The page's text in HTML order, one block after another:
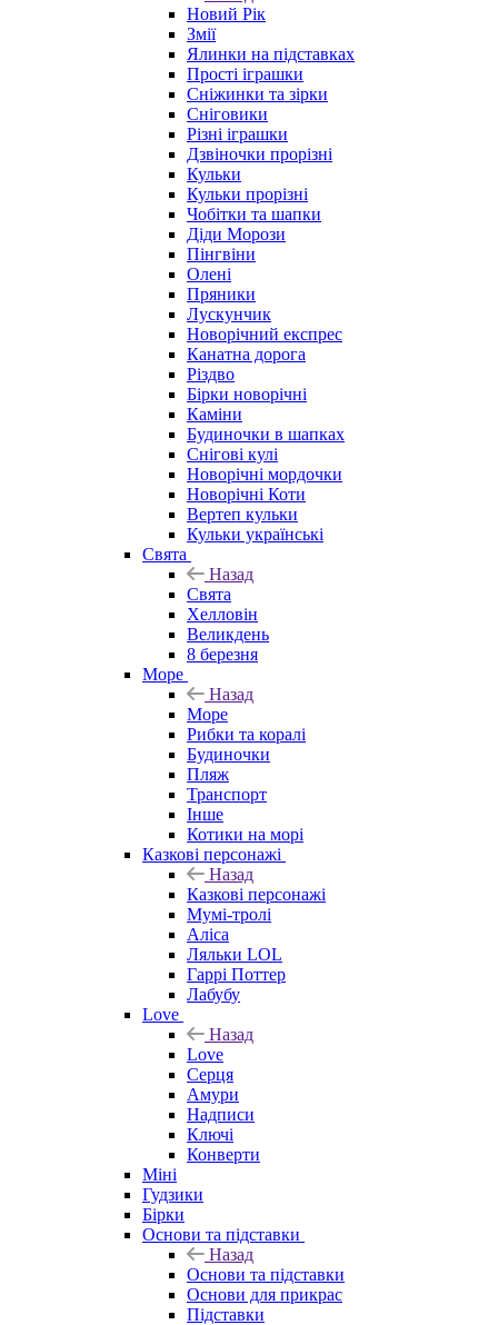
Новий Рік
Змії
Ялинки на підставках
Прості іграшки
Сніжинки та зірки
Сніговики
Різні іграшки
Дзвіночки прорізні
Кульки
Кульки прорізні
Чобітки та шапки
Діди Морози
Пінгвіни
Олені
Пряники
Лускунчик
Новорічний експрес
Канатна дорога
Різдво
Бірки новорічні
Каміни
Будиночки в шапках
Снігові кулі
Новорічні мордочки
Новорічні Коти
Вертеп кульки
Кульки українські
Свята
Назад
Свята
Хелловін
Великдень
8 березня
Море
Назад
Море
Рибки та коралі
Будиночки
Пляж
Транспорт
Інше
Котики на морі
Казкові персонажі
Назад
Казкові персонажі
Мумі-тролі
Аліса
Ляльки LOL
Гаррі Поттер
Лабубу
Love
Назад
Love
Серця
Амури
Надписи
Ключі
Конверти
Міні
Гудзики
Бірки
Основи та підставки
Назад
Основи та підставки
Основи для прикрас
Підставки